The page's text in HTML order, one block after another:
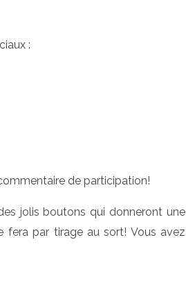
:
de participation!
jolis boutons qui donneront une
fera par tirage au sort! Vous avez